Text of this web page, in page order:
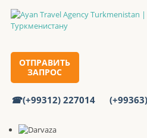
(+99312) 227014
ОТПРАВИТЬ
ЗАПРОС
Главная Туры
Из Узбекистана в Иран за 3